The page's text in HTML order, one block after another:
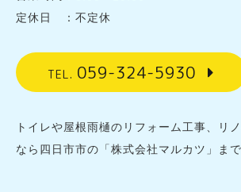
定休日 ：不定休
TEL. 059-324-5930
トイレや屋根雨樋のリフォーム工事、リ
なら四日市市の「株式会社マルカツ」まで